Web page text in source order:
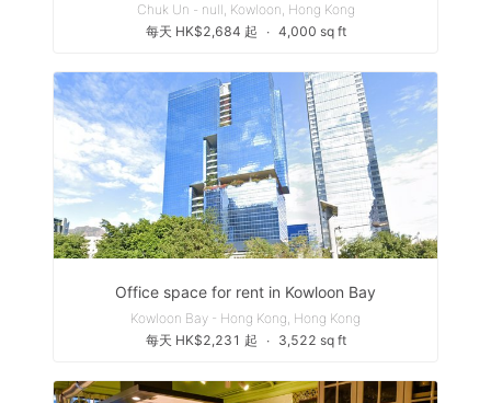
Chuk Un - null, Kowloon, Hong Kong
每天 HK$2,684 起
∙ 4,000 sq ft
Office space for rent in Kowloon Bay
Kowloon Bay - Hong Kong, Hong Kong
每天 HK$2,231 起
∙ 3,522 sq ft